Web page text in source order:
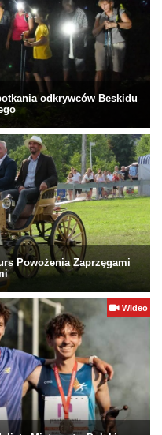
odkrywców Beskidu
Powożenia Zaprzęgami
Wideo